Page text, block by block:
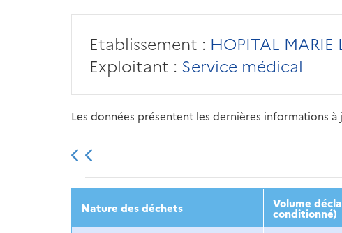
Etablissement : HOPITAL
Exploitant : Service médical
Les données présentent les dernières informations
2013 2014 2015
Nature des déchets Volume
conditionné)